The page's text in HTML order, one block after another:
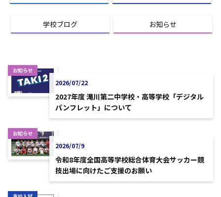
学校ブログ お知らせ
お知らせ
2026/07/22
2027年度 滝川第二中学校・高等学校「デジタル
パンフレット」について
お知らせ
2026/07/9
令和8年度全国高等学校総合体育大会サッカー競
技出場に向けたご支援のお願い